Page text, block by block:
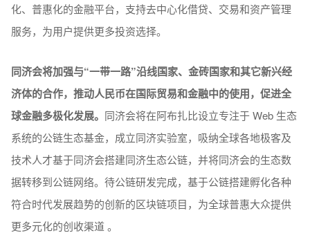
化、普惠化的金融平台，支持去中心化借贷、交易和资产管理
服务，为用户提供更多投资选择。
同济会将加强与“一带一路”沿线国家、金砖国家和其它新兴经
济体的合作，推动人民币在国际贸易和金融中的使用，促进全
球金融多极化发展。 同济会将在阿布扎比设立专注于 Web 生态
系统的公链生态基金，成立同济实验室，吸纳全球各地极客及
技术人才基于同济会搭建同济生态公链，并将同济会的生态数
据转移到公链网络。待公链研发完成，基于公链搭建孵化各种
符合时代发展趋势的创新的区块链项目，为全球普惠大众提供
更多元化的创收渠道 。